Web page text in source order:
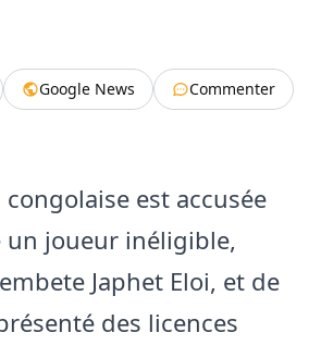
Google News
Commenter
est accusée
un joueur inéligible,
Japhet Eloi, et de
des licences